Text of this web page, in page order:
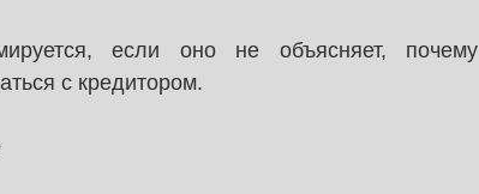
если оно не объясняет, почему
с кредитором.